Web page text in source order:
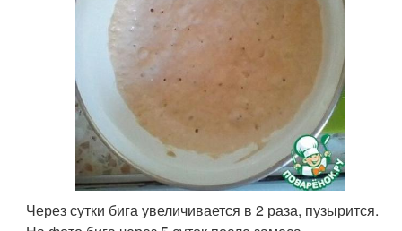
Через сутки бига увеличивается в 2 раза, пузырится.